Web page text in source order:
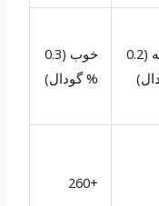
عادلانه (0.2
خوب (0.3
% گودال)
+260